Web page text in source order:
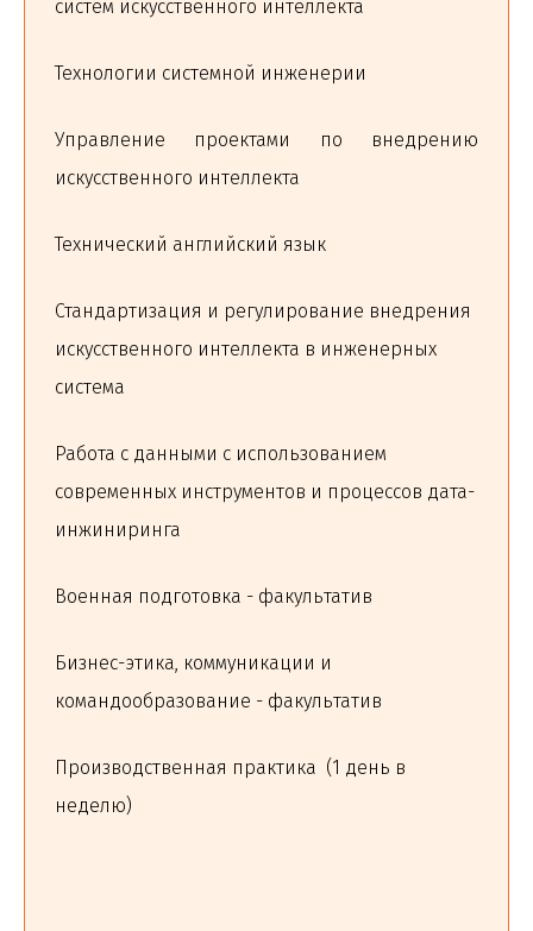
систем искусственного интеллекта
Технологии системной инженерии
Управление проектами по внедрению
искусственного интеллекта
Технический английский язык
Стандартизация и регулирование внедрения
искусственного интеллекта в инженерных
система
Работа с данными с использованием
современных инструментов и процессов дата-
инжиниринга
Военная подготовка - факультатив
Бизнес-этика, коммуникации и
командообразование - факультатив
Производственная практика (1 день в
неделю)